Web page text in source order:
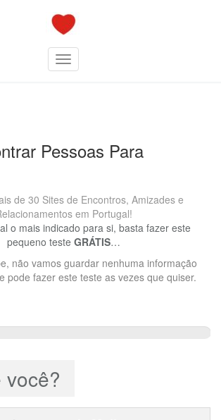
Toggle navigation
Pessoas Para
de 30 Sites de Encontros, Amizades e
em Portugal!
o mais indicado para si, basta fazer este
pequeno teste GRÁTIS…
não vamos guardar nenhuma informação
pode fazer este teste as vezes que quiser.
você?